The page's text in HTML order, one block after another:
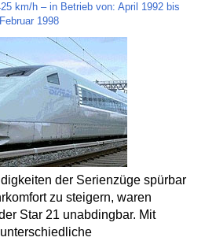
km/h – in Betrieb von: April 1992 bis
Februar 1998
der Serienzüge spürbar
zu steigern, waren
Star 21 unabdingbar. Mit